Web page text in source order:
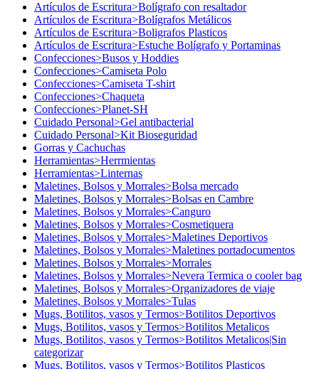
Artículos de Escritura>Bolígrafo con resaltador
Artículos de Escritura>Bolígrafos Metálicos
Artículos de Escritura>Boligrafos Plasticos
Artículos de Escritura>Estuche Bolígrafo y Portaminas
Confecciones>Busos y Hoddies
Confecciones>Camiseta Polo
Confecciones>Camiseta T-shirt
Confecciones>Chaqueta
Confecciones>Planet-SH
Cuidado Personal>Gel antibacterial
Cuidado Personal>Kit Bioseguridad
Gorras y Cachuchas
Herramientas>Herrmientas
Herramientas>Linternas
Maletines, Bolsos y Morrales>Bolsa mercado
Maletines, Bolsos y Morrales>Bolsas en Cambre
Maletines, Bolsos y Morrales>Canguro
Maletines, Bolsos y Morrales>Cosmetiquera
Maletines, Bolsos y Morrales>Maletines Deportivos
Maletines, Bolsos y Morrales>Maletines portadocumentos
Maletines, Bolsos y Morrales>Morrales
Maletines, Bolsos y Morrales>Nevera Termica o cooler bag
Maletines, Bolsos y Morrales>Organizadores de viaje
Maletines, Bolsos y Morrales>Tulas
Mugs, Botilitos, vasos y Termos>Botilitos Deportivos
Mugs, Botilitos, vasos y Termos>Botilitos Metalicos
Mugs, Botilitos, vasos y Termos>Botilitos Metalicos|Sin
categorizar
Mugs, Botilitos, vasos y Termos>Botilitos Plasticos